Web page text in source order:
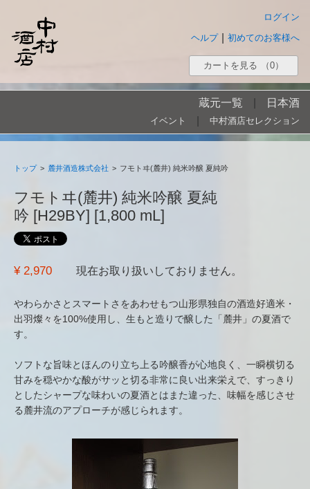
ログイン
初めてのお客様へ
ヘルプ
カートを見る （0）
蔵元一覧 日本酒
イベント 中村酒店セレクション
トップ > 麓井酒造株式会社 > フモトヰ(麓井) 純米吟醸 夏純吟
フモトヰ(麓井) 純米吟醸 夏純
吟 [H29BY] [1,800 mL]
¥ 2,970 現在お取り扱いしておりません。
やわらかさとスマートさをあわせもつ山形県独自の酒造好適米・
出羽燦々を100%使用し、生もと造りで醸した「麓井」の夏酒で
す。
ソフトな旨味とほんのり立ち上る吟醸香が心地良く、一瞬横切る
甘みを穏やかな酸がサッと切る非常に良い出来栄えで、すっきり
としたシャープな味わいの夏酒とはまた違った、味幅を感じさせ
る麓井流のアプローチが感じられます。